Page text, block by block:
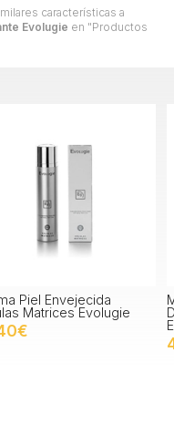
características a
Evolugie en "Productos
Mascarilla
Desintoxicante
Evolugie